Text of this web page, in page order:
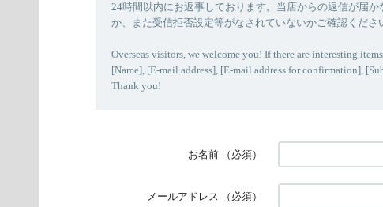
24時間以内にお返事しております。当店からの返信が届
か、また受信拒否設定等がなされていないかご確認くださ
Overseas visitors, we welcome you! If there are interesting
[Name], [E-mail address], [E-mail address for confirmation],
Thank you!
お名前 （必須）
メールアドレス （必須）